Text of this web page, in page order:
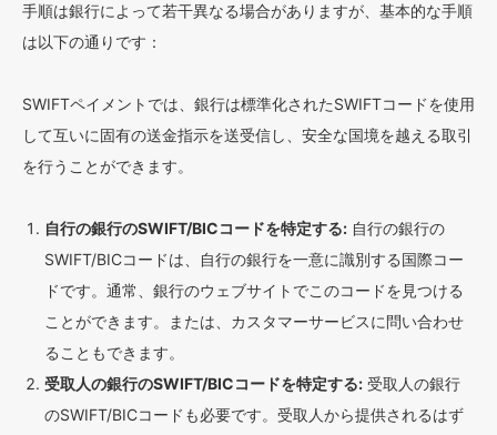
手順は銀行によって若干異なる場合がありますが、基本的な手順
は以下の通りです：
SWIFTペイメントでは、銀行は標準化されたSWIFTコードを使用
して互いに固有の送金指示を送受信し、安全な国境を越える取引
を行うことができます。
自行の銀行のSWIFT/BICコードを特定する: 自行の銀行の
SWIFT/BICコードは、自行の銀行を一意に識別する国際コー
ドです。通常、銀行のウェブサイトでこのコードを見つける
ことができます。または、カスタマーサービスに問い合わせ
ることもできます。
受取人の銀行のSWIFT/BICコードを特定する: 受取人の銀行
のSWIFT/BICコードも必要です。受取人から提供されるはず